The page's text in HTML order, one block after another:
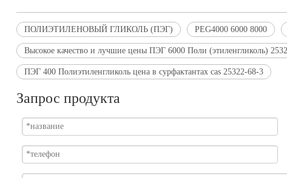
ПОЛИЭТИЛЕНОВЫЙ ГЛИКОЛЬ (ПЭГ) PEG4000 6000 8000
Высокое качество и лучшие цены ПЭГ 6000 Поли (этиленгликоль)
ПЭГ 400 Полиэтиленгликоль цена в сурфактантах cas 25322-68-3
Запрос продукта